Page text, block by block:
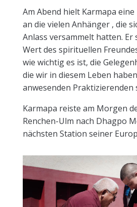
Am Abend hielt Karmapa
an die vielen Anhänger , die
Anlass versammelt hatten. Er
Wert des spirituellen
wie wichtig es ist, die
die wir in diesem Leben
anwesenden Praktizierenden
Karmapa reiste am Morgen
Renchen-Ulm nach Dhagpo
nächsten Station seiner